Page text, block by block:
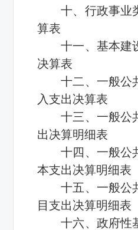
十、行政事业
算表
十一、基本建
决算表
十二、一般公
入支出决算表
十三、一般公
出决算明细表
十四、一般公
本支出决算明细表
十五、一般公
目支出决算明细表
十六、政府性